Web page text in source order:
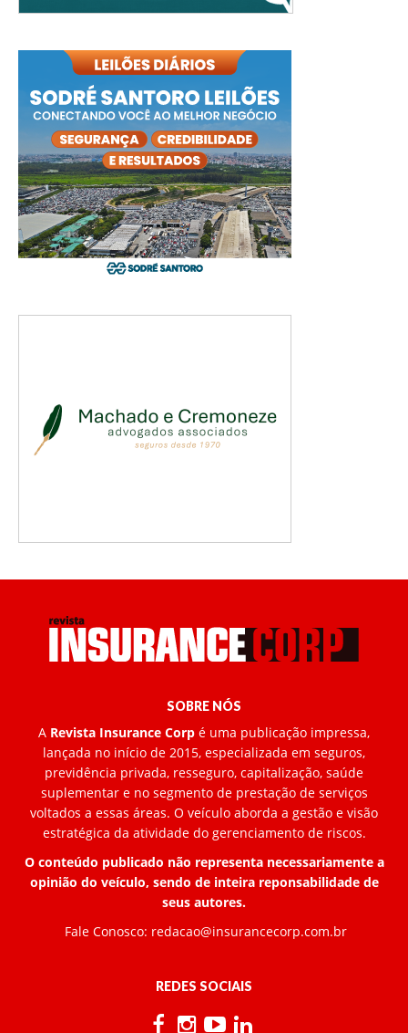
SOBRE NÓS
A Revista Insurance Corp é uma publicação impressa,
lançada no início de 2015, especializada em seguros,
previdência privada, resseguro, capitalização, saúde
suplementar e no segmento de prestação de serviços
voltados a essas áreas. O veículo aborda a gestão e visão
estratégica da atividade do gerenciamento de riscos.
O conteúdo publicado não representa necessariamente a
opinião do veículo, sendo de inteira reponsabilidade de
seus autores.
Fale Conosco: redacao@insurancecorp.com.br
REDES SOCIAIS